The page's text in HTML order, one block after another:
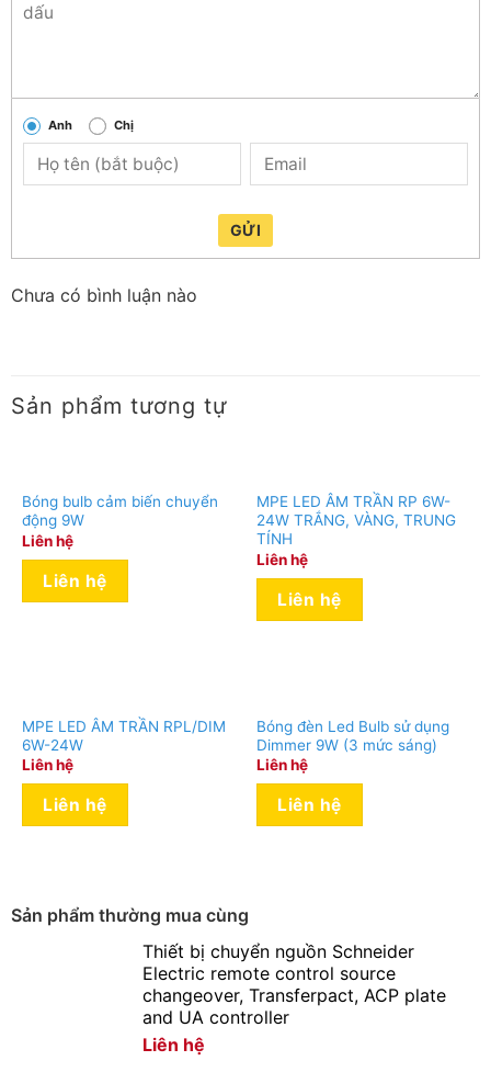
Đặc điểm khác
Chỉ số hoàn màu cao, phản ánh trung thực màu sắc của
vật và không gian được chiếu sáng
Chống nước, chống bụi và côn trùng xâm nhập
Ánh sáng tràn viền
Tuổi thọ cao 20000 giờ, độ tin cậy cao, không hạn chế
Anh Chị
GỬI
Chưa có bình luận nào
Sản phẩm tương tự
Bóng bulb cảm biến chuyển
động 9W
Liên hệ
Liên hệ
MPE LED ÂM TRẦN RP 6W-
24W TRẮNG, VÀNG, TRUNG
TÍNH
Liên hệ
Liên hệ
MPE LED ÂM TRẦN RPL/DIM
6W-24W
Liên hệ
Liên hệ
Bóng đèn Led Bulb sử dụng
Dimmer 9W (3 mức sáng)
Liên hệ
Liên hệ
Sản phẩm thường mua cùng
Thiết bị chuyển nguồn Schneider
Electric remote control source
changeover, Transferpact, ACP plate
and UA controller
Liên hệ